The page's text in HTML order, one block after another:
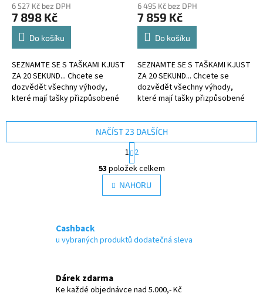
6 527 Kč bez DPH
7 898 Kč
Do košíku
SEZNAMTE SE S TAŠKAMI KJUST
ZA 20 SEKUND... Chcete se
dozvědět všechny výhody,
které mají tašky přizpůsobené
6 495 Kč bez DPH
7 859 Kč
Do košíku
SEZNAMTE SE S TAŠKAMI KJUST
ZA 20 SEKUND... Chcete se
dozvědět všechny výhody,
které mají tašky přizpůsobené
O
v
l
á
í
k
NAČÍST 23 DALŠÍCH
S
t
r
á
n
k
n
í
1 2
53 položek celkem
NAHORU
Cashback
u vybraných produktů dodatečná sleva
Dárek zdarma
Ke každé objednávce nad 5.000,- Kč